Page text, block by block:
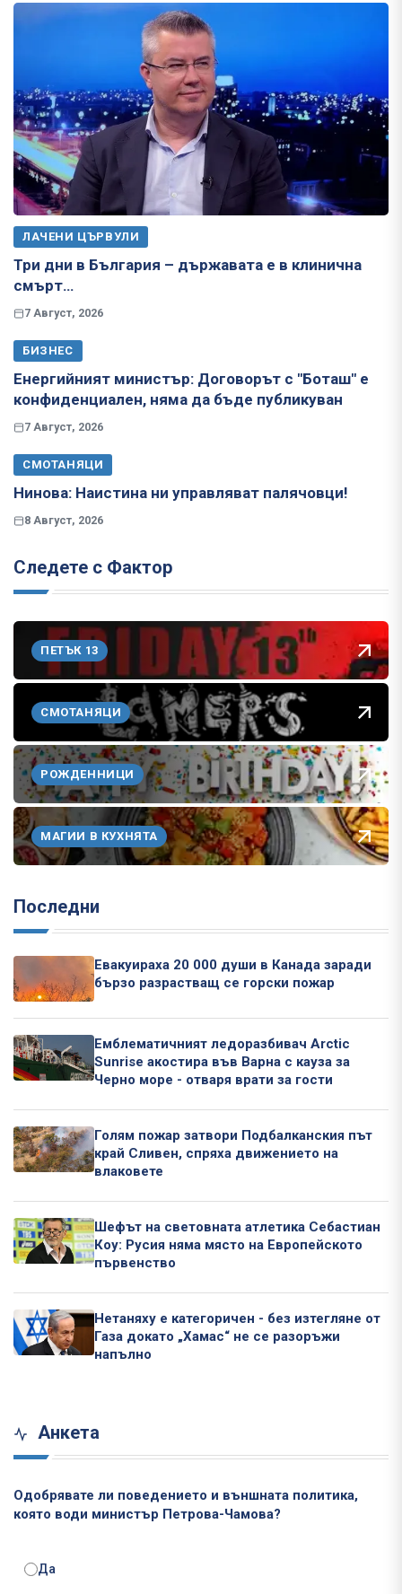
ЛАЧЕНИ ЦЪРВУЛИ
Три дни в България – държавата е в клинична
смърт…
7 Август, 2026
БИЗНЕС
Енергийният министър: Договорът с "Боташ" е
конфиденциален, няма да бъде публикуван
7 Август, 2026
СМОТАНЯЦИ
Нинова: Наистина ни управляват палячовци!
8 Август, 2026
Следете с Фактор
ПЕТЪК 13
СМОТАНЯЦИ
РОЖДЕННИЦИ
МАГИИ В КУХНЯТА
Последни
Евакуираха 20 000 души в Канада заради
бързо разрастващ се горски пожар
Емблематичният ледоразбивач Arctic
Sunrise акостира във Варна с кауза за
Черно море - отваря врати за гости
Голям пожар затвори Подбалканския път
край Сливен, спряха движението на
влаковете
Шефът на световната атлетика Себастиан
Коу: Русия няма място на Европейското
първенство
Нетаняху е категоричен - без изтегляне от
Газа докато „Хамас“ не се разоръжи
напълно
Анкета
Одобрявате ли поведението и външната политика,
която води министър Петрова-Чамова?
Да